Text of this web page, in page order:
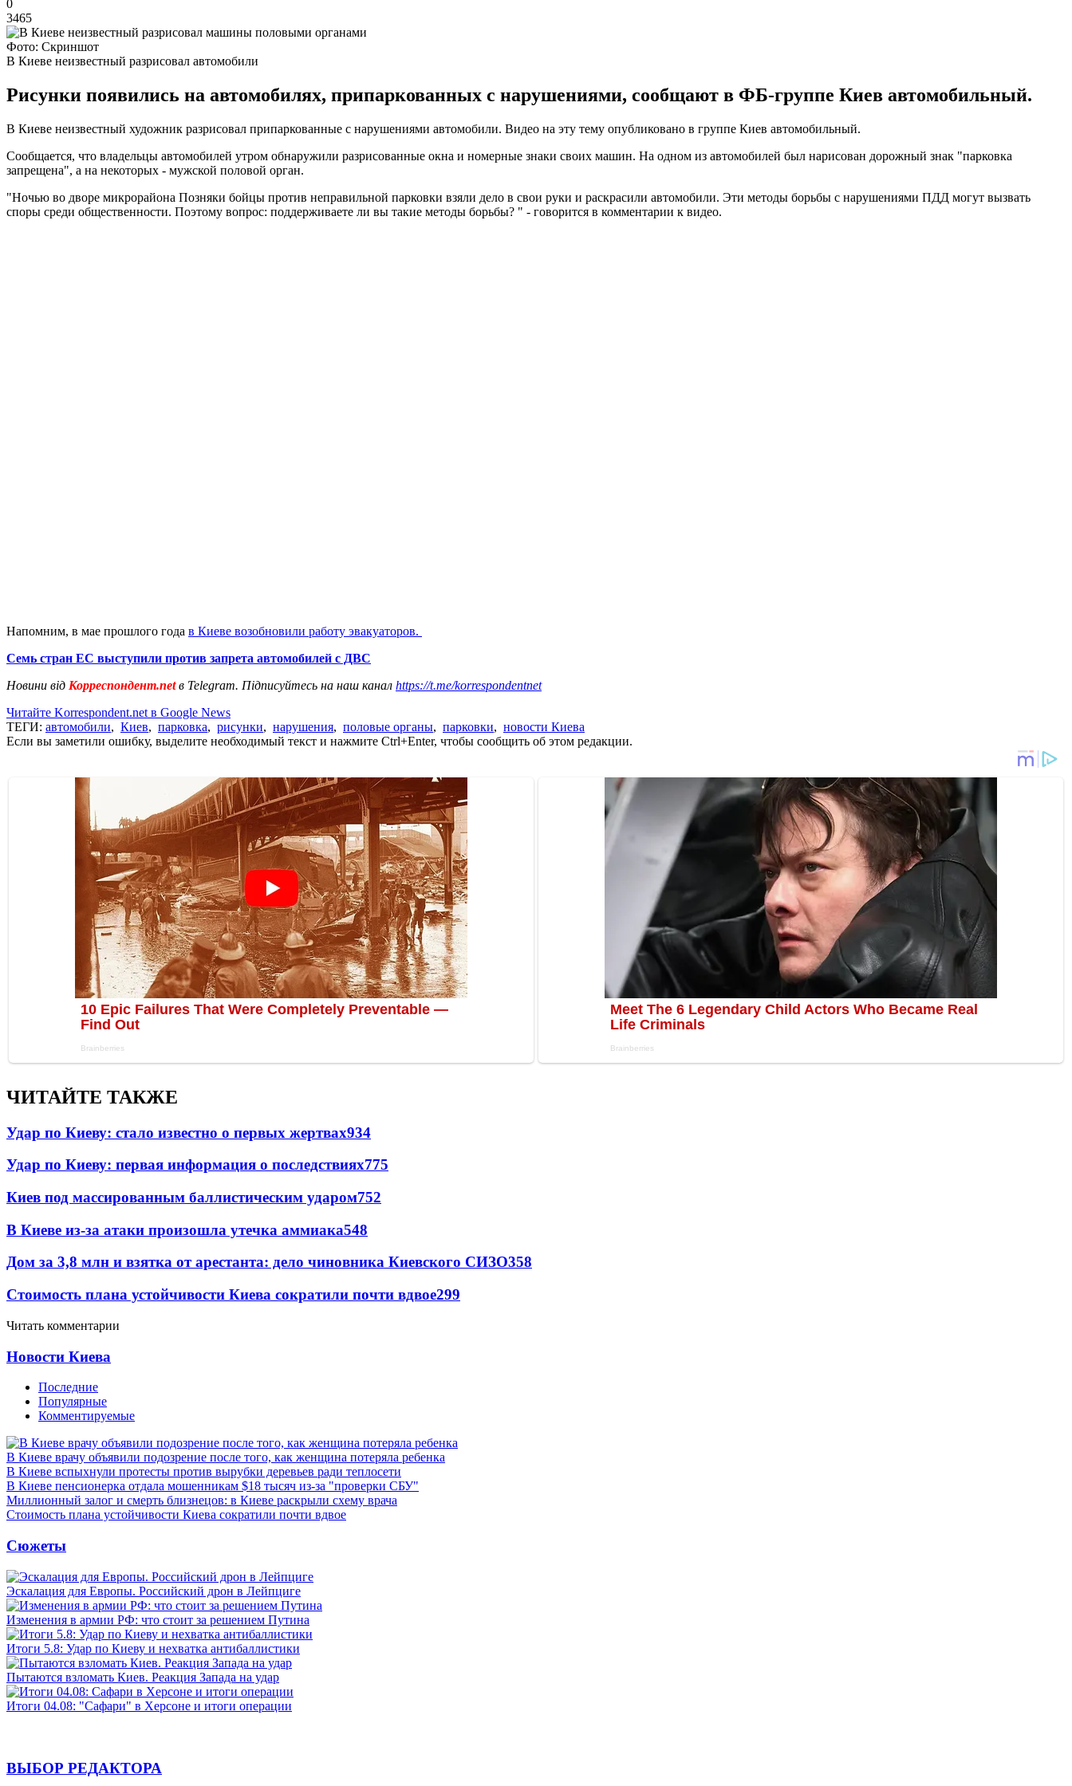
0
3465
Фото: Скриншот
В Киеве неизвестный разрисовал автомобили
Рисунки появились на автомобилях, припаркованных с нарушениями, сообщают в ФБ-группе Киев автомобильный.
В Киеве неизвестный художник разрисовал припаркованные с нарушениями автомобили. Видео на эту тему опубликовано в группе Киев автомобильный.
Сообщается, что владельцы автомобилей утром обнаружили разрисованные окна и номерные знаки своих машин. На одном из автомобилей был нарисован дорожный знак "парковка
запрещена", а на некоторых - мужской половой орган.
"Ночью во дворе микрорайона Позняки бойцы против неправильной парковки взяли дело в свои руки и раскрасили автомобили. Эти методы борьбы с нарушениями ПДД могут вызвать
споры среди общественности. Поэтому вопрос: поддерживаете ли вы такие методы борьбы? " - говорится в комментарии к видео.
Напомним, в мае прошлого года в Киеве возобновили работу эвакуаторов.
Семь стран ЕС выступили против запрета автомобилей с ДВС
Новини від Корреспондент.netв Telegram. Підписуйтесь на наш канал https://t.me/korrespondentnet
Читайте Korrespondent.net в Google News
ТЕГИ: автомобили, Киев, парковка, рисунки, нарушения, половые органы, парковки, новости Киева
Если вы заметили ошибку, выделите необходимый текст и нажмите Ctrl+Enter, чтобы сообщить об этом редакции.
ЧИТАЙТЕ ТАКЖЕ
Удар по Киеву: стало известно о первых жертвах934
Удар по Киеву: первая информация о последствиях775
Киев под массированным баллистическим ударом752
В Киеве из-за атаки произошла утечка аммиака548
Дом за 3,8 млн и взятка от арестанта: дело чиновника Киевского СИЗО358
Стоимость плана устойчивости Киева сократили почти вдвое299
Читать комментарии
Новости Киева
Последние
Популярные
Комментируемые
В Киеве врачу объявили подозрение после того, как женщина потеряла ребенка
В Киеве вспыхнули протесты против вырубки деревьев ради теплосети
В Киеве пенсионерка отдала мошенникам $18 тысяч из-за "проверки СБУ"
Миллионный залог и смерть близнецов: в Киеве раскрыли схему врача
Стоимость плана устойчивости Киева сократили почти вдвое
Сюжеты
Эскалация для Европы. Российский дрон в Лейпциге
Изменения в армии РФ: что стоит за решением Путина
Итоги 5.8: Удар по Киеву и нехватка антибаллистики
Пытаются взломать Киев. Реакция Запада на удар
Итоги 04.08: "Сафари" в Херсоне и итоги операции
ВЫБОР РЕДАКТОРА